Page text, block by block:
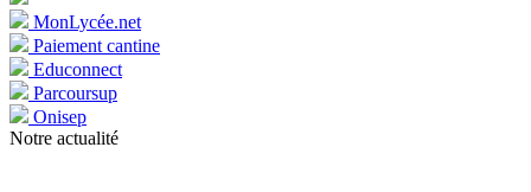
MonLycée.net
Paiement cantine
Educonnect
Parcoursup
Onisep
Notre actualité